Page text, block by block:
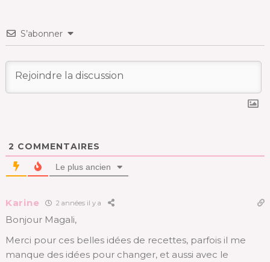
S’abonner
2 COMMENTAIRES
Le plus ancien
Karine 2 années il y a
Bonjour Magali,
Merci pour ces belles idées de recettes, parfois il me
manque des idées pour changer, et aussi avec le